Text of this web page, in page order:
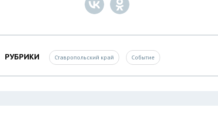
РУБРИКИ Ставропольский край Событие